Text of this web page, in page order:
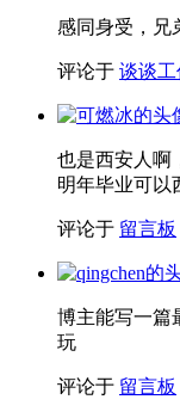
感同身受，兄
评论于 谈谈工
也是西安人啊
明年毕业可以
评论于 留言板
博主能写一篇
玩
评论于 留言板